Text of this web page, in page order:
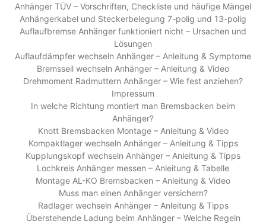
Anhänger TÜV – Vorschriften, Checkliste und häufige Mängel
Anhängerkabel und Steckerbelegung 7-polig und 13-polig
Auflaufbremse Anhänger funktioniert nicht – Ursachen und
Lösungen
Auflaufdämpfer wechseln Anhänger – Anleitung & Symptome
Bremsseil wechseln Anhänger – Anleitung & Video
Drehmoment Radmuttern Anhänger – Wie fest anziehen?
Impressum
In welche Richtung montiert man Bremsbacken beim
Anhänger?
Knott Bremsbacken Montage – Anleitung & Video
Kompaktlager wechseln Anhänger – Anleitung & Tipps
Kupplungskopf wechseln Anhänger – Anleitung & Tipps
Lochkreis Anhänger messen – Anleitung & Tabelle
Montage AL-KO Bremsbacken – Anleitung & Video
Muss man einen Anhänger versichern?
Radlager wechseln Anhänger – Anleitung & Tipps
Überstehende Ladung beim Anhänger – Welche Regeln